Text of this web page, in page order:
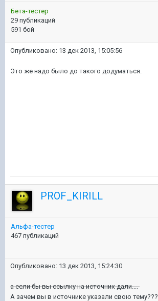
Бета-тестер
29 публикаций
591 бой
Опубликовано: 13 дек 2013, 15:05:56
Это же надо было до такого додуматься.
PROF_KIRILL
Альфа-тестер
467 публикаций
Опубликовано: 13 дек 2013, 15:24:30
а если бы вы ссылку на источник дали....
А зачем вы в источнике указали свою тему???